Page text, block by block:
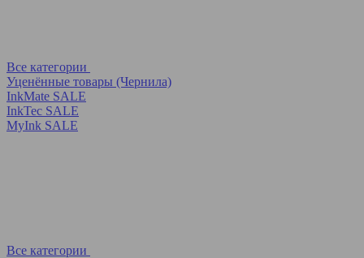
Все категории
Уценённые товары (Чернила)
InkMate SALE
InkTec SALE
MyInk SALE
Все категории